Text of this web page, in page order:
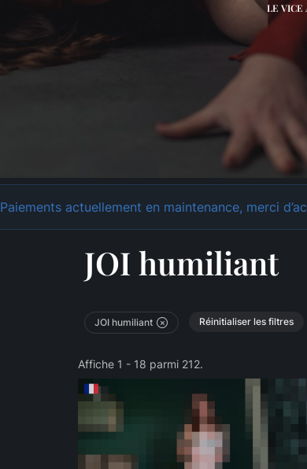
LE VICE
Paiements actuellement en maintenance, merci
JOI humiliant
JOI humiliant Réinitialiser les filtres
Affiche 1 - 18 parmi 212.